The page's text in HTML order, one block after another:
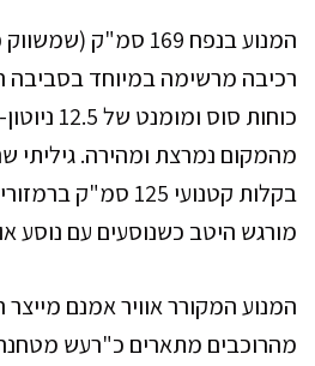
כוחות סוס
מהמקום נמרצת ומהירה. גיליתי
בקלות קטנועי 125
מורגש היטב כשנוסעים עם נוסע
המנוע המקורר אוויר אמנם
מהרוכבים מתארים כ"רעש